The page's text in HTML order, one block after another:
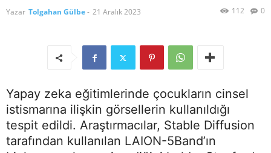
Yazar Tolgahan Gülbe- 21 Aralık 2023 0
112
Yapay zeka eğitimlerinde çocukların cinsel
istismarına ilişkin görsellerin kullanıldığı
tespit edildi. Araştırmacılar, Stable Diffusion
tarafından kullanılan LAION-5Band’ın